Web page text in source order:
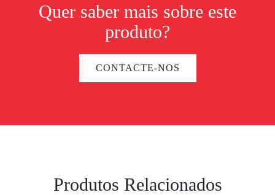
Quer saber mais sobre este
produto?
CONTACTE-NOS
Produtos Relacionados